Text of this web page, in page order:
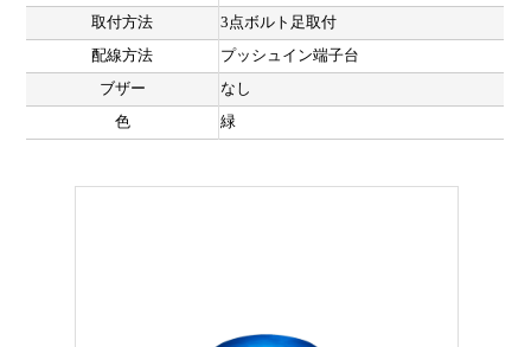
取付方法
3点ボルト足取付
配線方法
プッシュイン端子台
ブザー
なし
色
緑